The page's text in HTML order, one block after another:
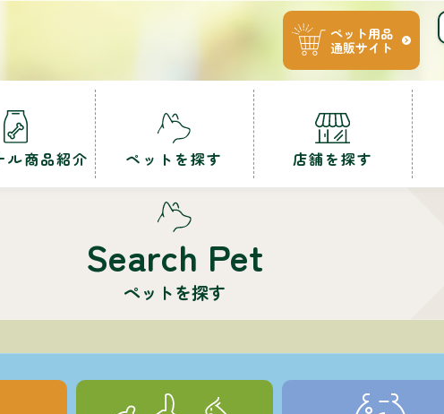
ペット用品
通販サイト
ル商品紹介 ペットを探す 店舗を探す
Search Pet
ペットを探す